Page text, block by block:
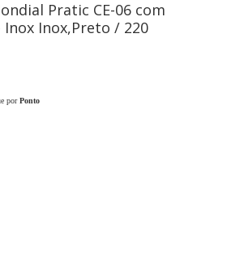
Pratic CE-06 com
Inox Inox,Preto / 220
por Ponto